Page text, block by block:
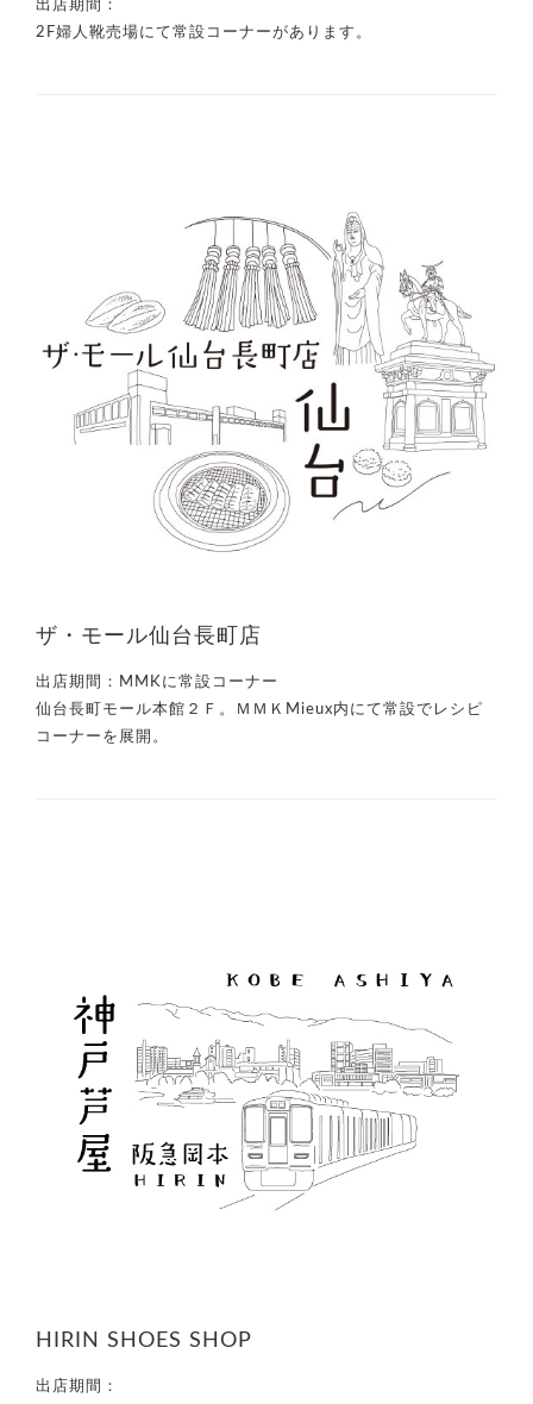
出店期間：
2F婦人靴売場にて常設コーナーがあります。
ザ・モール仙台長町店
出店期間：
MMKに常設コーナー
仙台長町モール本館２Ｆ。ＭＭＫMieux内にて常設でレシピ
コーナーを展開。
HIRIN SHOES SHOP
出店期間：